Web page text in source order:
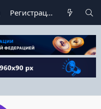
Регистрация